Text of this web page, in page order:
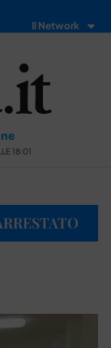
Il Network
18:01